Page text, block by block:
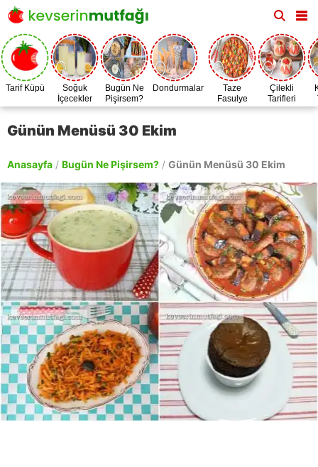
Tarif Küpü
Soğuk
İçecekler
Bugün Ne
Pişirsem?
Dondurmalar
Taze
Fasulye
Zamanı
Çilekli
Tarifleri
Günün Menüsü 30 Ekim
Anasayfa / Bugün Ne Pişirsem? / Günün Menüsü 30 Ekim